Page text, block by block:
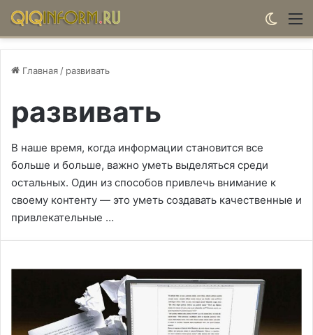
Главная / развивать
развивать
В наше время, когда информации становится все
больше и больше, важно уметь выделяться среди
остальных. Один из способов привлечь внимание к
своему контенту — это уметь создавать качественные и
привлекательные …